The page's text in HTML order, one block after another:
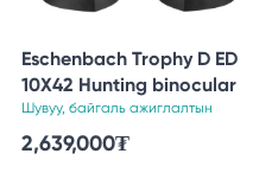
Eschenbach Trophy D ED
10X42 Hunting binocular
Шувуу, байгаль ажиглалтын
2,639,000₮